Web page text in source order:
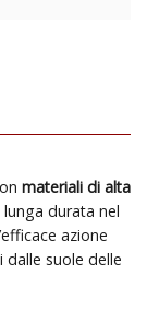
materiali di alta
durata nel
azione
suole delle